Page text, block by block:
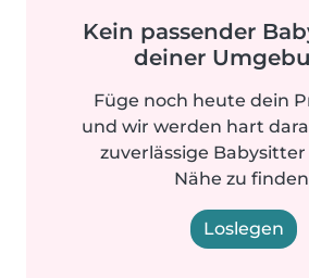
Kein passender
deiner
Füge noch heute dein
und wir werden hart
zuverlässige
Nähe zu
Loslegen